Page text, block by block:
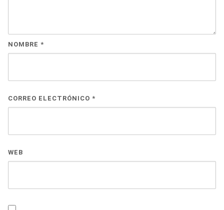
NOMBRE *
CORREO ELECTRÓNICO *
WEB